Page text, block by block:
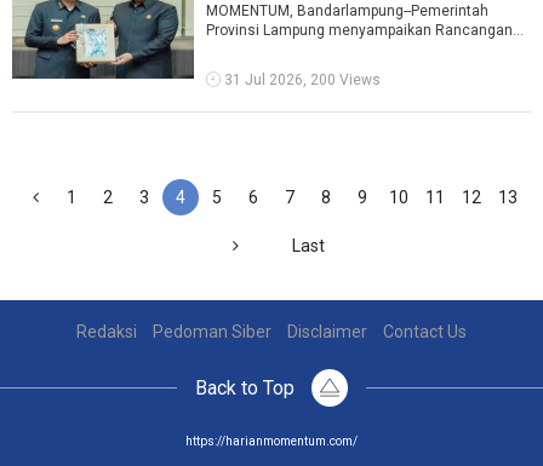
MOMENTUM, Bandarlampung--Pemerintah
Provinsi Lampung menyampaikan Rancangan
Plafo ...
31 Jul 2026, 200 Views
1 2 3 4 5 6 7 8 9 10 11 12 13
Last
Redaksi Pedoman Siber Disclaimer Contact Us
Back to Top
https://harianmomentum.com/